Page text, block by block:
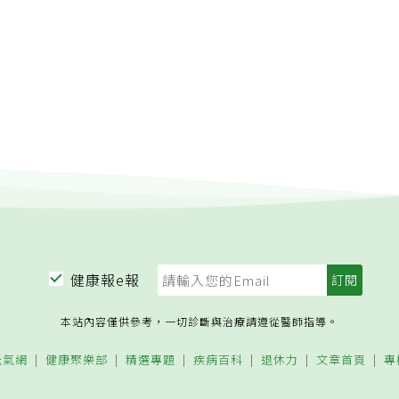
健康報e報
本站內容僅供參考，一切診斷與治療請遵從醫師指導。
網 健康聚樂部 精選專題 疾病百科 退休力 文章首頁